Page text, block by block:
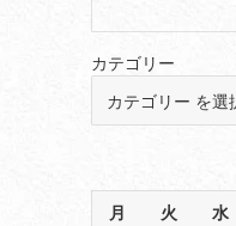
カテゴリー
月 火 水